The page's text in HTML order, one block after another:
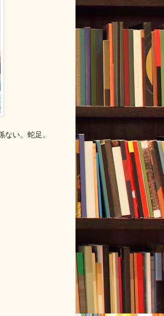
い。蛇足。